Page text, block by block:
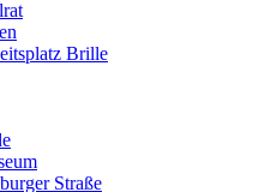
Brille
Straße